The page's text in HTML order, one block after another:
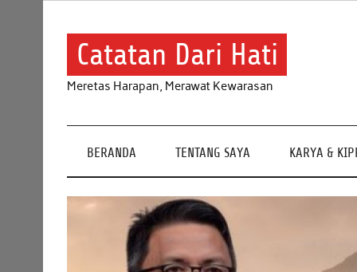
Catatan Dari Hati
Meretas Harapan, Merawat Kewarasan
BERANDA TENTANG SAYA KARYA &